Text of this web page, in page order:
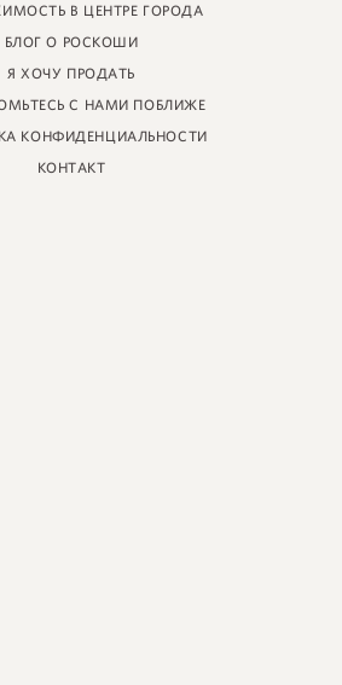
В ЦЕНТРЕ ГОРОДА
БЛОГ О РОСКОШИ
Я ХОЧУ ПРОДАТЬ
С НАМИ ПОБЛИЖЕ
КОНФИДЕНЦИАЛЬНОСТИ
КОНТАКТ